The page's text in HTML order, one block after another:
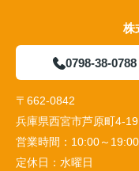
株
0798-38-0788
〒662-0842
兵庫県西宮市芦原町4-
営業時間： 10:00～19:00
定休日： 水曜日